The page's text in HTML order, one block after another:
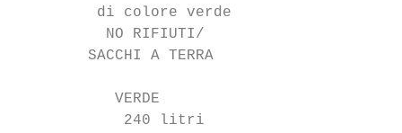
di colore verde
NO RIFIUTI/
SACCHI A TERRA
           VERDE
            240 litri